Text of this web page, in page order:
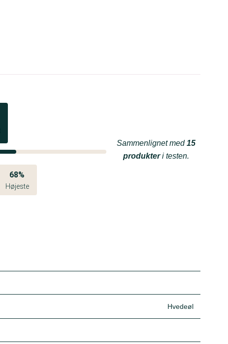
68%
Højeste
Sammenlignet med15
produkteri testen.
Hvedeøl